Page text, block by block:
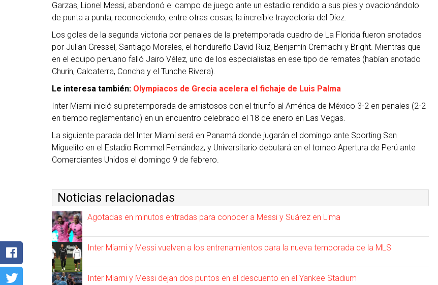
Garzas, Lionel Messi, abandonó el campo de juego ante un estadio rendido a sus pies y ovacionándolo
de punta a punta, reconociendo, entre otras cosas, la increíble trayectoria del Diez.
Los goles de la segunda victoria por penales de la pretemporada cuadro de La Florida fueron anotados
por Julian Gressel, Santiago Morales, el hondureño David Ruiz, Benjamín Cremachi y Bright. Mientras que
en el equipo peruano falló Jairo Vélez, uno de los especialistas en ese tipo de remates (habían anotado
Churín, Calcaterra, Concha y el Tunche Rivera).
Le interesa también: Olympiacos de Grecia acelera el fichaje de Luis Palma
Inter Miami inició su pretemporada de amistosos con el triunfo al América de México 3-2 en penales (2-2
en tiempo reglamentario) en un encuentro celebrado el 18 de enero en Las Vegas.
La siguiente parada del Inter Miami será en Panamá donde jugarán el domingo ante Sporting San
Miguelito en el Estadio Rommel Fernández, y Universitario debutará en el torneo Apertura de Perú ante
Comerciantes Unidos el domingo 9 de febrero.
Noticias relacionadas
Agotadas en minutos entradas para conocer a Messi y Suárez en Lima
Inter Miami y Messi vuelven a los entrenamientos para la nueva temporada de la MLS
Inter Miami y Messi dejan dos puntos en el descuento en el Yankee Stadium